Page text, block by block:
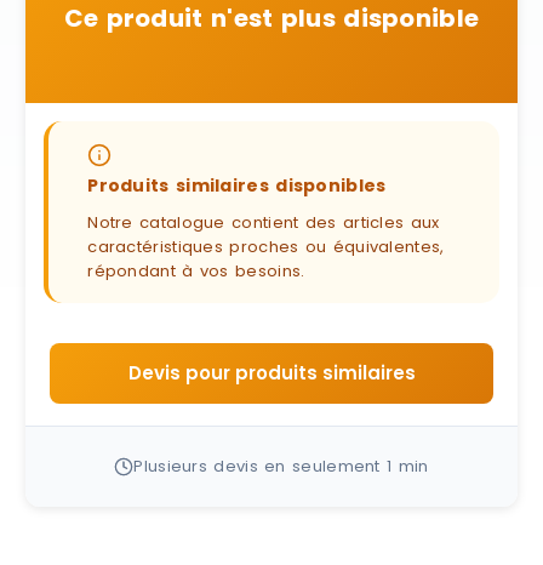
Ce produit n'est plus disponible
Produits similaires disponibles
Notre catalogue contient des articles aux
caractéristiques proches ou équivalentes,
répondant à vos besoins.
Devis pour produits similaires
Plusieurs devis en seulement 1 min